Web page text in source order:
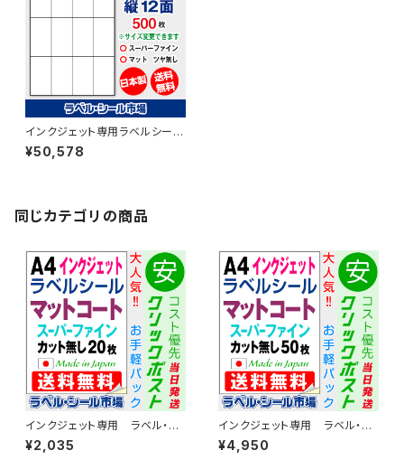
インクジェット専用ラベルシール
マットコートA4-縦12面 500枚
スーパーファイン T4Y3iA
¥50,578
同じカテゴリの商品
インクジェット専用 ラベル・シ
ール A4カット無し コート
紙 20枚 T1Y1iA-CP2
¥2,035
インクジェット専用 ラベル・シ
ール A4カット無し コート
紙 50枚 T1Y1iA-CP5
¥4,950